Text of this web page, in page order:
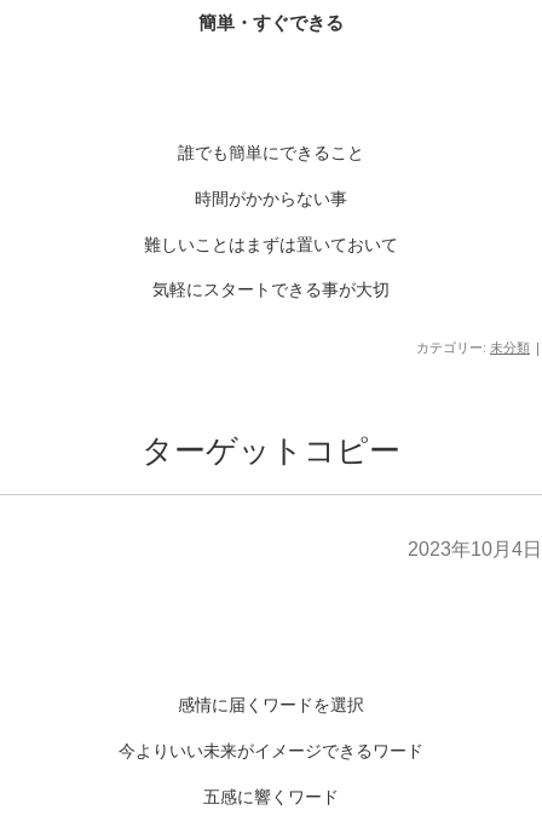
簡単・すぐできる
誰でも簡単にできること
時間がかからない事
難しいことはまずは置いておいて
気軽にスタートできる事が大切
カテゴリー: 未分類 |
ターゲットコピー
2023年10月4日
感情に届くワードを選択
今よりいい未来がイメージできるワード
五感に響くワード